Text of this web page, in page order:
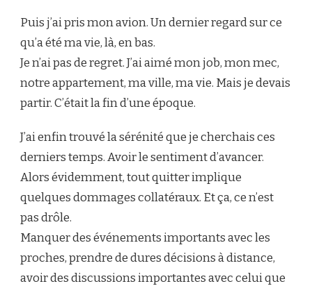
Puis j’ai pris mon avion. Un dernier regard sur ce
qu’a été ma vie, là, en bas.
Je n’ai pas de regret. J’ai aimé mon job, mon mec,
notre appartement, ma ville, ma vie. Mais je devais
partir. C’était la fin d’une époque.
J’ai enfin trouvé la sérénité que je cherchais ces
derniers temps. Avoir le sentiment d’avancer.
Alors évidemment, tout quitter implique
quelques dommages collatéraux. Et ça, ce n’est
pas drôle.
​Manquer des événements importants avec les
proches, ​prendre de dures décisions à distance,
avoir des discussions importantes avec celui que